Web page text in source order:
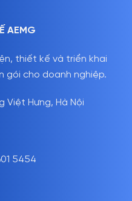
AEMG
thiết kế và triển khai
gói cho doanh nghiệp.
Việt Hưng, Hà Nội
5454